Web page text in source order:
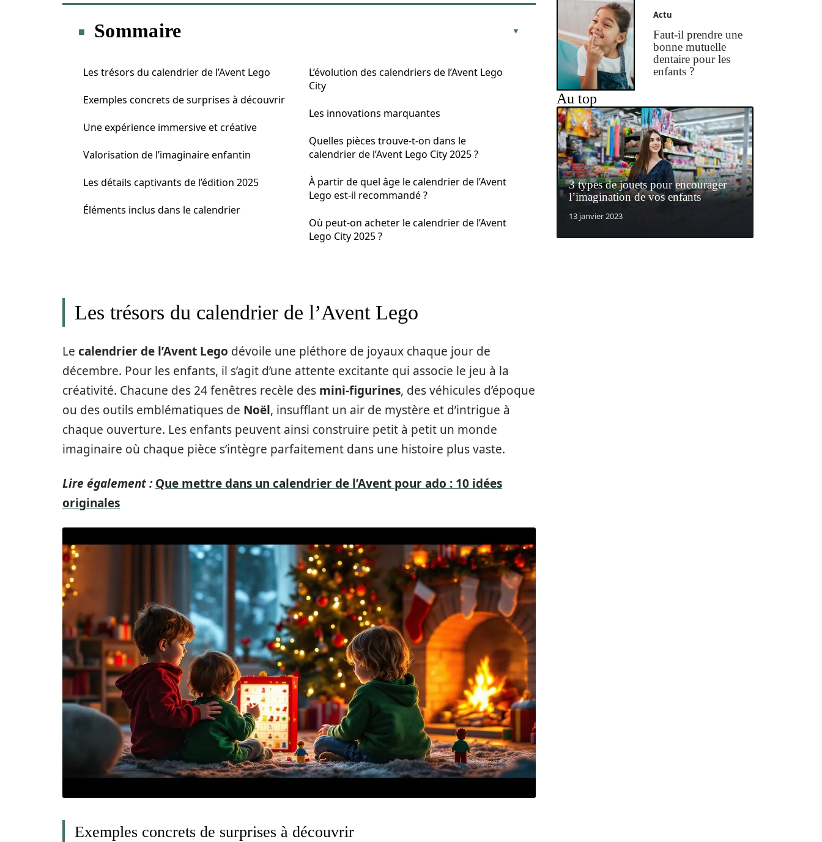
Sommaire
Les trésors du calendrier de l’Avent Lego
Exemples concrets de surprises à découvrir
Une expérience immersive et créative
Valorisation de l’imaginaire enfantin
Les détails captivants de l’édition 2025
Éléments inclus dans le calendrier
L’évolution des calendriers de l’Avent Lego
City
Les innovations marquantes
Quelles pièces trouve-t-on dans le
calendrier de l’Avent Lego City 2025 ?
À partir de quel âge le calendrier de l’Avent
Lego est-il recommandé ?
Où peut-on acheter le calendrier de l’Avent
Lego City 2025 ?
Les trésors du calendrier de l’Avent Lego
Le calendrier de l’Avent Lego dévoile une pléthore de joyaux chaque jour de
décembre. Pour les enfants, il s’agit d’une attente excitante qui associe le jeu à la
créativité. Chacune des 24 fenêtres recèle des mini-figurines, des véhicules d’époque
ou des outils emblématiques de Noël, insufflant un air de mystère et d’intrigue à
chaque ouverture. Les enfants peuvent ainsi construire petit à petit un monde
imaginaire où chaque pièce s’intègre parfaitement dans une histoire plus vaste.
Lire également : Que mettre dans un calendrier de l’Avent pour ado : 10 idées
originales
Exemples concrets de surprises à découvrir
Actu
Faut-il prendre une
bonne mutuelle
dentaire pour les
enfants ?
Au top
3 types de jouets pour encourager
l’imagination de vos enfants
13 janvier 2023